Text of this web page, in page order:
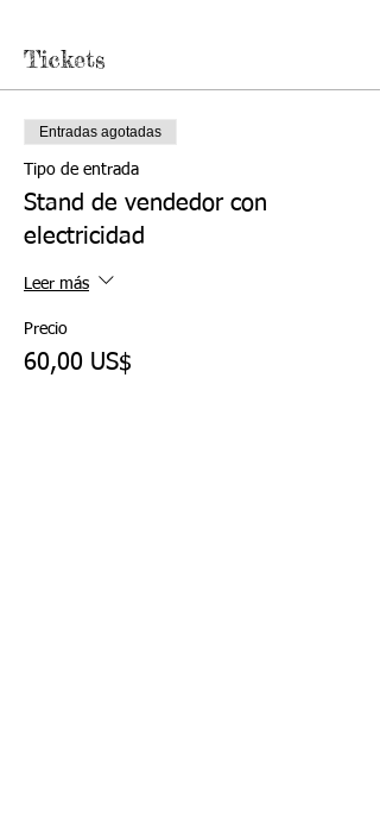
Tickets
Entradas agotadas
Tipo de entrada
Stand de vendedor con
electricidad
Leer más
Precio
60,00 US$